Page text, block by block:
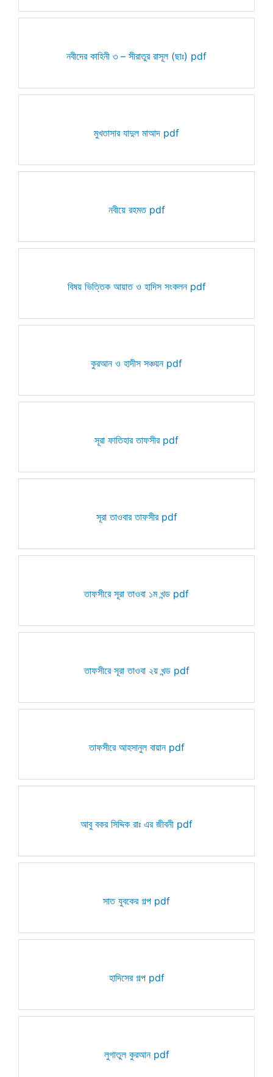
নবীদের কাহিনী ৩ – সীরাতুর রাসূল (ছাঃ) pdf
মুখতাসার যাদুল মাআদ pdf
নবীয়ে রহমত pdf
বিষয় ভিত্তিক আয়াত ও হাদিস সংকলন pdf
কুরআন ও হাদীস সঞ্চয়ন pdf
সূরা ফাতিহার তাফসীর pdf
সূরা তাওবার তাফসীর pdf
তাফসীরে সূরা তাওবা ১ম খন্ড pdf
তাফসীরে সূরা তাওবা ২য় খন্ড pdf
তাফসীরে আহসানুল বায়ান pdf
আবু বকর সিদ্দিক রাঃ এর জীবনী pdf
সাত যুবকের গল্প pdf
হাদিসের গল্প pdf
লুগাতুল কুরআন pdf